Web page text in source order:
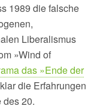
1989 die falsche
Liberalismus
»Wind of
das »Ende der
die Erfahrungen
des 20.